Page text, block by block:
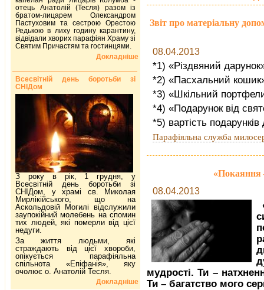
Звіт про матеріальну
08.04.2013
*1) «Різдвяний
*2) «Пасхальний
*3) «Шкільний
*4) «Подарунок від
*5) вартість подарунків
Парафіяльна служба
«Покаяння
08.04.2013
мудрості. Ти –
Ти – багатство мого
отець Анатолій (Тесля) разом із
братом-лицарем Олександром
Пастуховим та сестрою Орестою
Редькою в лиху годину карантину,
відвідали хворих парафіян Храму зі
Святим Причастям та гостинцями.
Докладніше
Всесвітній день боротьби зі
СНІДом
З року в рік, 1 грудня, у
Всесвітній день боротьби зі
СНІДом, у храмі св. Миколая
Мирлікійського, що на
Аскольдовій Могилі відслужили
заупокійний молебень на спомин
тих людей, які померли від цієї
недуги.
За життя людьми, які
страждають від цієї хвороби,
опікується парафіяльна
спільнота «Епіфанія», яку
очолює о. Анатолій Тесля.
Докладніше